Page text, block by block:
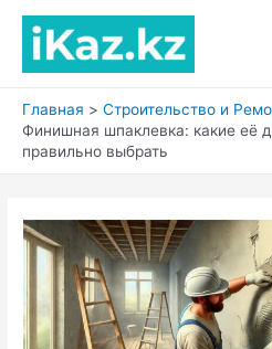
содержимому
Главная
Строительство и
Финишная шпаклевка: какие её
правильно выбрать